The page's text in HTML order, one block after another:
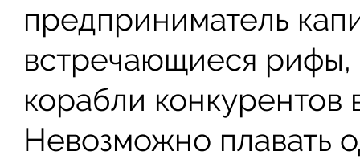
предприниматель
встречающиеся
корабли
Невозможно плавать